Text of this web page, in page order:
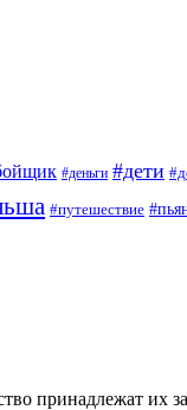
#деньги #дети
#путешествие
принадлежат их